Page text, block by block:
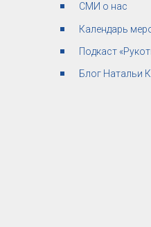
СМИ о нас
Календарь
Подкаст
Блог Натальи